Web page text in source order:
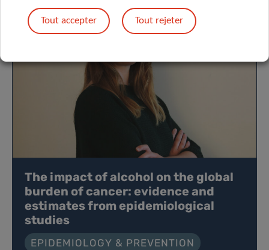
The impact of alcohol on the global
burden of cancer: evidence and
estimates from epidemiological
studies
EPIDEMIOLOGY & PREVENTION
Tout accepter Tout rejeter